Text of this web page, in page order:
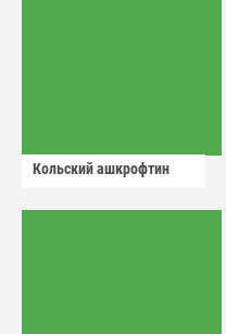
Кольский ашкрофтин